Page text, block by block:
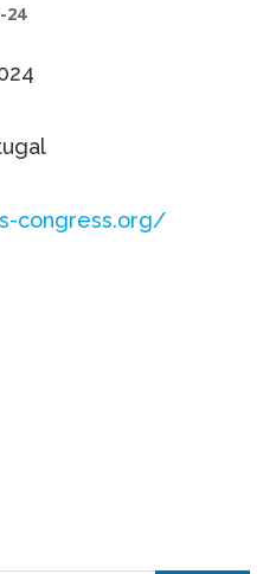
24
congress.org/